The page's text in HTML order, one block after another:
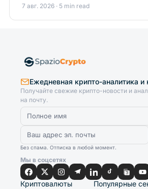
7 авг. 2026 · 5 min read
Ежедневная крипто-аналитика и
Получайте свежие крипто-новости и
на почту.
Без спама. Отписка в любой момент.
Мы в соцсетях
Криптовалюты Популярные